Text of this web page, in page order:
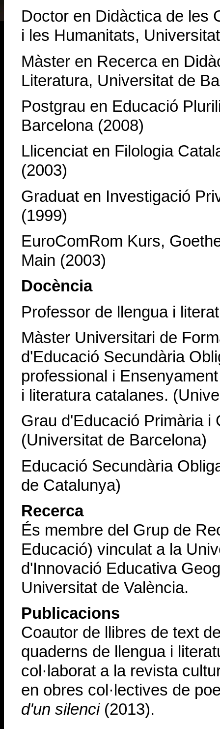
Doctor en Didàctica de les
i les Humanitats,
Màster en Recerca en
Literatura, Universitat de
Postgrau en Educació
Barcelona (2008)
Llicenciat en Filologia
(2003)
Graduat en Investigació
(1999)
EuroComRom Kurs,
Main (2003)
Docència
Professor de llengua i
Màster Universitari de
d'Educació Secundària
professional i
i literatura catalanes.
Grau d'Educació Primària i
(Universitat de Barcelona)
Educació Secundària
de Catalunya)
Recerca
És membre del Grup de
Educació) vinculat a la
d'Innovació Educativa
Universitat de València.
Publicacions
Coautor de llibres de text
quaderns de llengua i
col·laborat a la revista
en obres col·lectives de
d'un silenci(2013).